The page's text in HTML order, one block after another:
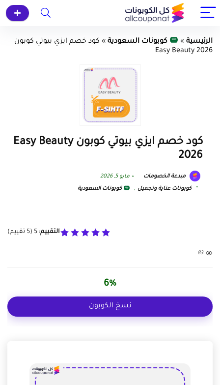
الرئيسية » كوبونات السعودية » كود خصم ايزي بيوتي كوبون
Easy Beauty 2026
كود خصم ايزي بيوتي كوبون Easy Beauty
2026
مبدعة الخصومات مايو 5, 2026
كوبونات عناية وتجميل , كوبونات السعودية
التقييم: 5
(
5 تقييم)
83
6%
نسخ الكوبون